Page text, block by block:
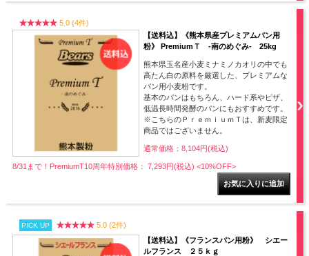
5.0 (4件)
【送料込】《熊本県産プレミアムパン用
粉》 PremiumＴ -南のめぐみ- 25kg
熊本県玉名産小麦ミナミノカオリの中でも
高たん白の原料を厳選した、プレミアムな
パン用小麦粉です。
基本のパンはもちろん、ハード系やピザ、
低温長時間発酵のパンにもおすすめです。
※こちらのＰｒｅｍｉｕｍＴは、新麦限定
商品ではございません。
通常価格：8,104円(税込)
8/31まで！PremiumT10周年特別価格： 7,293円(税込) <10%OFF>
PICK UP
5.0 (2件)
【送料込】《フランスパン用粉》 シエー
ルフランス ２５ｋｇ